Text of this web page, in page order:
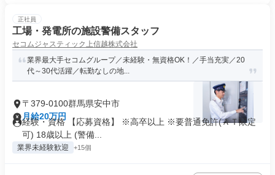
正社員
工場・発電所の施設警備スタッフ
セコムジャスティック上信越株式会社
業界最大手セコムグループ／未経験・無資格OK！／手当充実／20
代～30代活躍／転勤なしの地...
〒379-0100群馬県安中市
月給20万円
経験・資格 【応募資格】 ※高卒以上 ※要普通免許(ＡＴ限定
可) 18歳以上 (警備...
業界未経験歓迎 +15個